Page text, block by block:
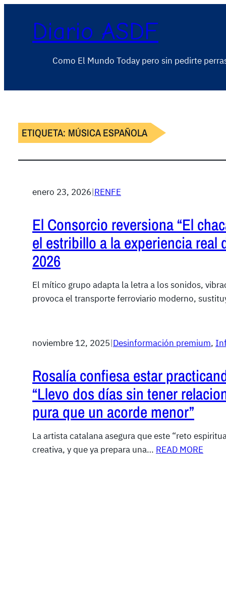
Diario ASDF
Como El Mundo Today pero sin pedirte
ETIQUETA: MÚSICA ESPAÑOLA
enero 23, 2026|RENFE
El Consorcio reversiona “El
el estribillo a la experiencia real
2026
El mítico grupo adapta la letra a los sonidos,
provoca el transporte ferroviario moderno,
noviembre 12, 2025|Desinformación premium,
Rosalía confiesa estar
“Llevo dos días sin tener
pura que un acorde menor”
La artista catalana asegura que este “reto
creativa, y que ya prepara una… READ MORE